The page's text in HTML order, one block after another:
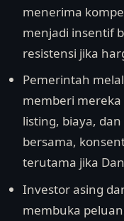
menerima
menjadi insentif
resistensi jika
Pemerintah
memberi
listing, biaya,
bersama,
terutama jika
Investor asing
membuka